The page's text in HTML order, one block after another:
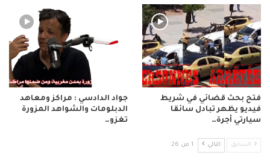
فتح بحث قضائي في شريط
فيديو يظهر تبادل سائقا
سيارتي أجرة…
جواد الدادسي : مراكز ومعاهد
الدبلومات والشواهد المزورة
تغزو…
السابق التالي 1 من 26